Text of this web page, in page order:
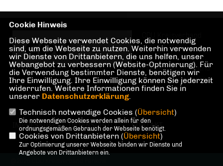
Pankow in den
Stadtteilen Pankow,
Prenzlauer Berg und
Weißensee in Berlin
IMPRESSUM DATENSCHUTZ KONTAKT
Cookie Hinweis
Diese Webseite verwendet Cookies, die notwendig
sind, um die Webseite zu nutzen. Weiterhin verwenden
wir Dienste von Drittanbietern, die uns helfen, unser
Webangebot zu verbessern (Website-Optmierung). Für
die Verwendung bestimmter Dienste, benötigen wir
Ihre Einwilligung. Ihre Einwilligung können Sie jederzeit
widerrufen. Weitere Informationen finden Sie in
unserer Datenschutzerklärung.
Technisch notwendige Cookies (Übersicht)
Die notwendigen Cookies werden allein für den
ordnungsgemäßen Gebrauch der Webseite benötigt.
Cookies von Drittanbietern (Übersicht)
Zur Optimierung unserer Webseite binden wir Dienste und
Angebote von Drittanbietern ein.